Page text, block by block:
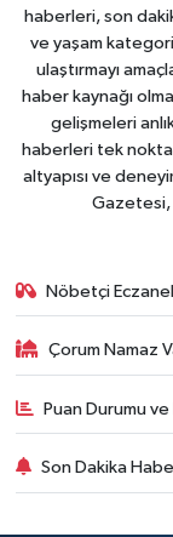
haberleri, son
ve yaşam
ulaştırmayı
haber kaynağı
gelişmeleri
haberleri tek
altyapısı ve
Gazetesi,
Nöbetçi
Çorum Namaz
Puan Durumu
Son Dakika